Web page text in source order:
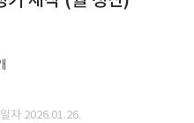
자 2026.01.26.